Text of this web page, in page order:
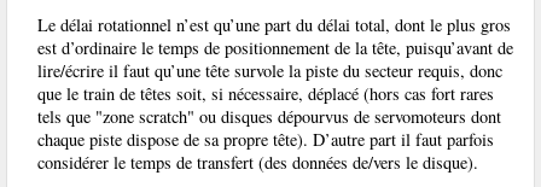
Le délai rotationnel n’est qu’une part du délai total, dont le plus gros
est d’ordinaire le temps de positionnement de la tête, puisqu’avant de
lire/écrire il faut qu’une tête survole la piste du secteur requis, donc
que le train de têtes soit, si nécessaire, déplacé (hors cas fort rares
tels que "zone scratch" ou disques dépourvus de servomoteurs dont
chaque piste dispose de sa propre tête). D’autre part il faut parfois
considérer le temps de transfert (des données de/vers le disque).